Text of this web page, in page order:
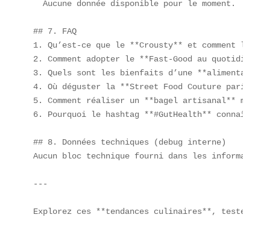
  Aucune donnée disponible pour le moment.
## 7. FAQ
1. Qu’est-ce que le **Crousty** et comment le
2. Comment adopter le **Fast-Good au
3. Quels sont les bienfaits d’une
4. Où déguster la **Street Food Couture
5. Comment réaliser un **bagel artisanal**
6. Pourquoi le hashtag **#GutHealth**
## 8. Données techniques (debug interne)
Aucun bloc technique fourni dans les
---
Explorez ces **tendances culinaires**, testez le